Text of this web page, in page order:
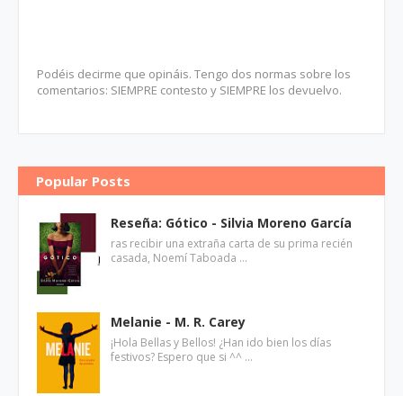
Podéis decirme que opináis. Tengo dos normas sobre los
comentarios: SIEMPRE contesto y SIEMPRE los devuelvo.
Popular Posts
Reseña: Gótico - Silvia Moreno García
ras recibir una extraña carta de su prima recién
casada, Noemí Taboada …
Melanie - M. R. Carey
¡Hola Bellas y Bellos! ¿Han ido bien los días
festivos? Espero que si ^^ …